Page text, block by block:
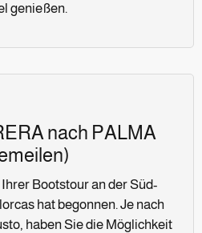
genießen.
nach PALMA
Bootstour an der Süd-
hat begonnen. Je nach
haben Sie die Möglichkeit